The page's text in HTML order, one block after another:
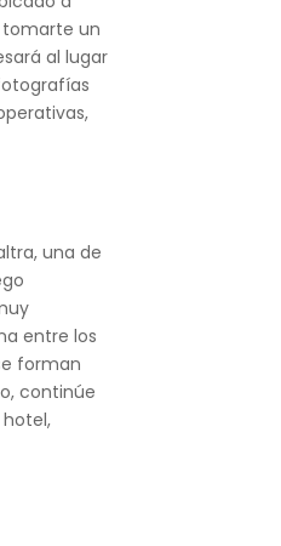
tomarte un
al lugar
una de
entre los
forman
continúe